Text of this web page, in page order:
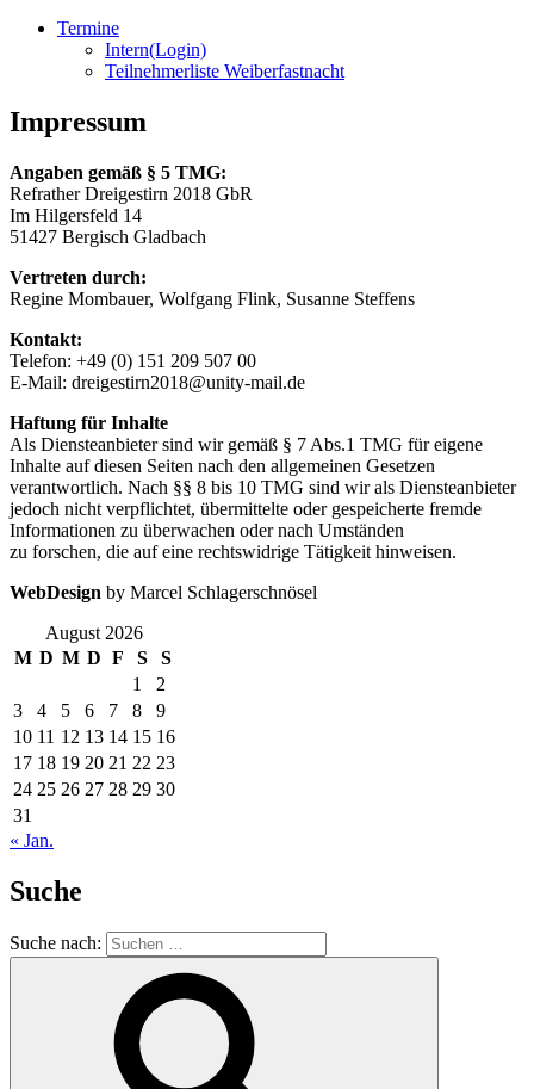
Termine
Intern(Login)
Teilnehmerliste Weiberfastnacht
Impressum
Angaben gemäß § 5 TMG:
Refrather Dreigestirn 2018 GbR
Im Hilgersfeld 14
51427 Bergisch Gladbach
Vertreten durch:
Regine Mombauer, Wolfgang Flink, Susanne Steffens
Kontakt:
Telefon: +49 (0) 151 209 507 00
E-Mail: dreigestirn2018@unity-mail.de
Haftung für Inhalte
Als Diensteanbieter sind wir gemäß § 7 Abs.1 TMG für eigene
Inhalte auf diesen Seiten nach den allgemeinen Gesetzen
verantwortlich. Nach §§ 8 bis 10 TMG sind wir als Diensteanbieter
jedoch nicht verpflichtet, übermittelte oder gespeicherte fremde
Informationen zu überwachen oder nach Umständen
zu forschen, die auf eine rechtswidrige Tätigkeit hinweisen.
WebDesign by Marcel Schlagerschnösel
August 2026
M D M D F S
S
1
2
3
4 5 6 7 8
9
10 11 12 13 14 15 16
17 18 19 20 21 22 23
24 25 26 27 28 29 30
31
« Jan.
Suche
Suche nach: